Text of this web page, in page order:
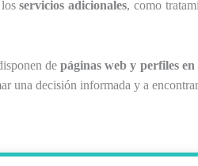
servicios adicionales, como
de páginas web y perfiles en
una decisión informada y a